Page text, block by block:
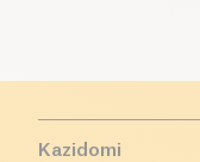
Kazidomi